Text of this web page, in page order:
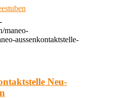
maneo-
aussenkontaktstelle-
Neu-